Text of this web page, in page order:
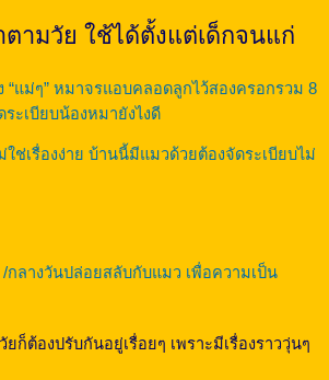
ามวัย ใช้ได้ตั้งแต่เด็กจนแก่
“แม่ๆ” หมาจรแอบคลอดลูกไว้สองครอกรวม 8
ะเบียบน้องหมายังไงดี
ช่เรื่องง่าย บ้านนี้มีแมวด้วยต้องจัดระเบียบไม่
ลางวันปล่อยสลับกับแมว เพื่อความเป็น
ก็ต้องปรับกันอยู่เรื่อยๆ เพราะมีเรื่องราววุ่นๆ